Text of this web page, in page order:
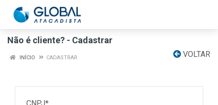
Não é cliente? - Cadastrar
VOLTAR
INÍCIO CADASTRAR